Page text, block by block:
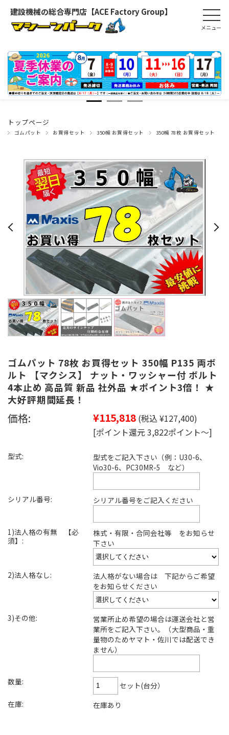
建設機械の総合専門店【ACE Factory Group】
トップページ
ゴムパット お買得セット 350幅 お買得セット 350幅 78枚 お買得セット
ゴムパット 78枚 お買得セット 350幅 P135 両ボ
ルト 【マクシス】 ナット・ワッシャー付 ボルト
4本止め 高品質 新品 社外品 ★ポイント3倍！ ★
大好評期間延長！
価格: ¥115,818 (税込 ¥127,400)
[ポイント還元 3,822ポイント～]
型式:
型式をご記入下さい（例：U30-6、
Vio30-6、PC30MR-5 など）
シリアル番号: シリアル番号をご記入ください
1)法人格の有無 【必
須】:
株式・有限・合同会社等 をお知らせ
下さい
2)法人格なし:
法人格がない場合は 下記からご希望
をお知らせください
3)その他:
営業所止め希望の場合は運送会社と営
業所をご記入下さい。（大型商品・重
量物のためヤマト・佐川では配送でき
ません）
数量:
セット(台分）
在庫:
在庫あり